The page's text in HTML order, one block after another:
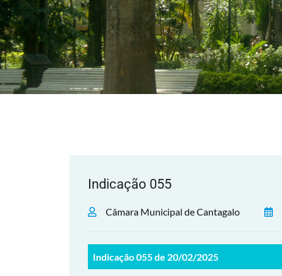
Indicação 055
Câmara Municipal de Cantagalo
Indicação 055 de 20/02/2025